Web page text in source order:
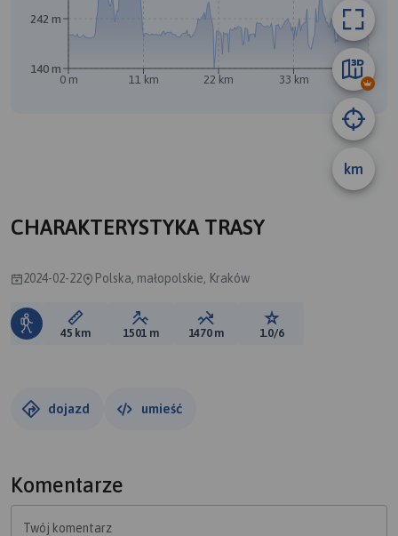
km
0 m 11 km 22 km 33 km 44 km
140 m
242 m
CHARAKTERYSTYKA TRASY
2024-02-22 Polska, małopolskie, Kraków
Długość trasy:
45 km Suma przewyższeń:
1501 m Suma spadków:
1470 m Ocena trasy:
1.0/6
dojazd umieść
Komentarze
Twój komentarz